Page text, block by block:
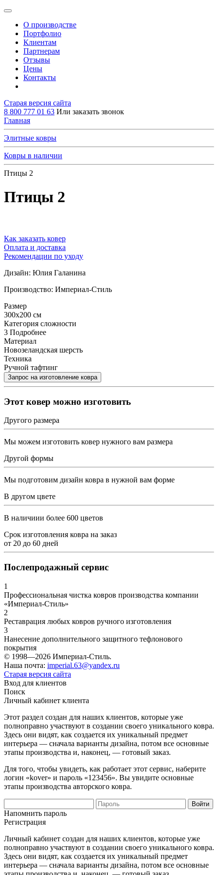
О производстве
Портфолио
Клиентам
Партнерам
Отзывы
Цены
Контакты
Старая версия сайта
8 800 777 01 63 Или заказать звонок
Главная
Элитные ковры
Ковры в наличии
Птицы 2
Птицы 2
Как заказать ковер
Оплата и доставка
Рекомендации по уходу
Дизайн: Юлия Галанина
Производство: Империал-Стиль
Размер
300x200 см
Категория сложности
3 Подробнее
Материал
Новозеландская шерсть
Техника
Ручной тафтинг
Этот ковер можно изготовить
Другого размера
Мы можем изготовить ковер нужного вам размера
Другой формы
Мы подготовим дизайн ковра в нужной вам форме
В другом цвете
В наличиии более 600 цветов
Срок изготовления ковра на заказ
от 20 до 60 дней
Послепродажный сервис
1
Профессиональная чистка ковров производства компании
«Империал-Стиль»
2
Реставрация любых ковров ручного изготовления
3
Нанесение дополнительного защитного тефлонового
покрытия
© 1998—2026 Империал-Стиль.
Наша почта: imperial.63@yandex.ru
Старая версия сайта
Вход для клиентов
Поиск
Личный кабинет клиента
Этот раздел создан для наших клиентов, которые уже
полноправно участвуют в создании своего уникального ковра.
Здесь они видят, как создается их уникальный предмет
интерьера — сначала варианты дизайна, потом все основные
этапы производства и, наконец, — готовый заказ.
Для того, чтобы увидеть, как работает этот сервис, наберите
логин «kover» и пароль «123456». Вы увидите основные
этапы производства авторского ковра.
Напомнить пароль
Регистрация
Личный кабинет создан для наших клиентов, которые уже
полноправно участвуют в создании своего уникального ковра.
Здесь они видят, как создается их уникальный предмет
интерьера — сначала варианты дизайна, потом все основные